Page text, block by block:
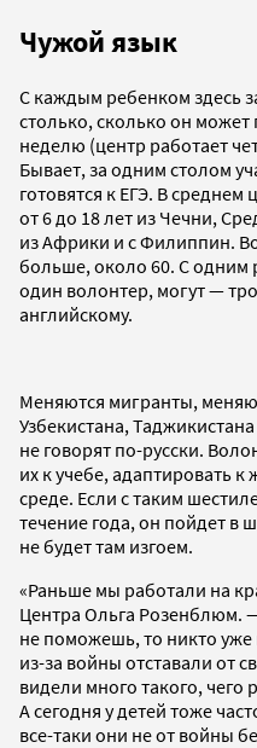
Чужой язык
С каждым ребенком здесь
столько, сколько он может
неделю (центр работает
Бывает, за одним столом
готовятся к ЕГЭ. В
от 6 до 18 лет из Чечни,
из Африки и с Филиппин.
больше, около 60. С одним
один волонтер, могут —
английскому.
Меняются мигранты,
Узбекистана,
не говорят по-русски.
их к учебе, адаптировать
среде. Если с таким
течение года, он пойдет в
не будет там изгоем.
«Раньше мы работали на
Центра Ольга Розенблюм.
не поможешь, то никто
из-за войны отставали от
видели много такого, чего
А сегодня у детей тоже
все-таки они не от войны